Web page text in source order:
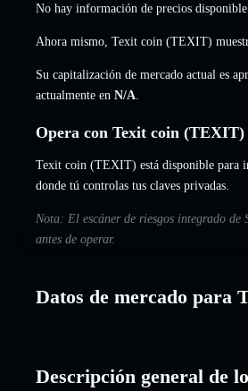
No hay información de precios
Ahora mismo, Texit coin (TEXIT)
Su capitalización de mercado actual es
actualmente en N/A
Opera con Texit coin (TEXIT)
Texit coin (TEXIT) está disponible para
donde tú controlas tus claves privadas.
Nota: El escáner de riesgos integrado de
antes de operar.
Datos de mercado para
Descripción general de